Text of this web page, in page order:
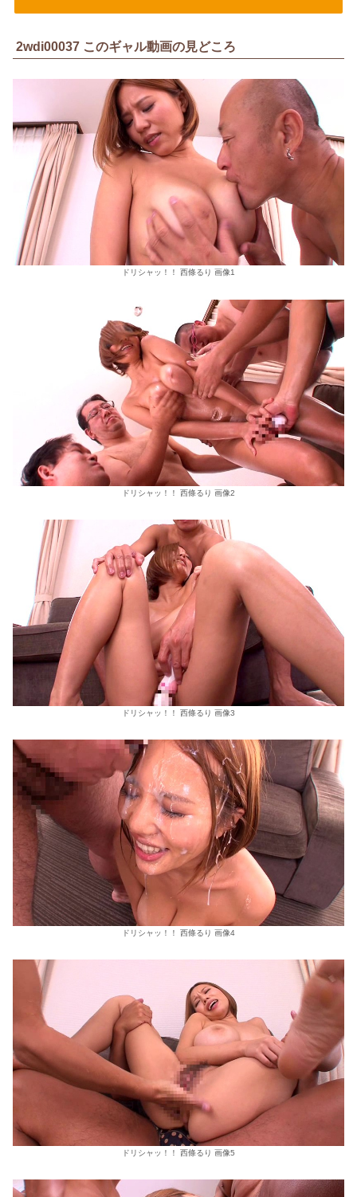
2wdi00037 このギャル動画の見どころ
ドリシャッ！！ 西條るり 画像1
ドリシャッ！！ 西條るり 画像2
ドリシャッ！！ 西條るり 画像3
ドリシャッ！！ 西條るり 画像4
ドリシャッ！！ 西條るり 画像5